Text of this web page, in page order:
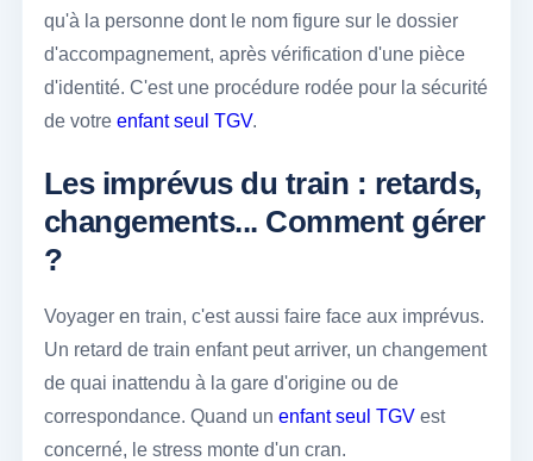
qu'à la personne dont le nom figure sur le dossier
d'accompagnement, après vérification d'une pièce
d'identité. C'est une procédure rodée pour la sécurité
de votre enfant seul TGV.
Les imprévus du train : retards,
changements... Comment gérer
?
Voyager en train, c'est aussi faire face aux imprévus.
Un retard de train enfant peut arriver, un changement
de quai inattendu à la gare d'origine ou de
correspondance. Quand un enfant seul TGVest
concerné, le stress monte d'un cran.